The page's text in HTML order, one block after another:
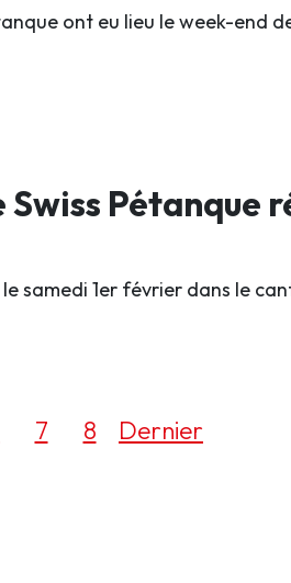
ont eu lieu le week-end
Pétanque
le samedi 1er février dans le
7 8 Dernier